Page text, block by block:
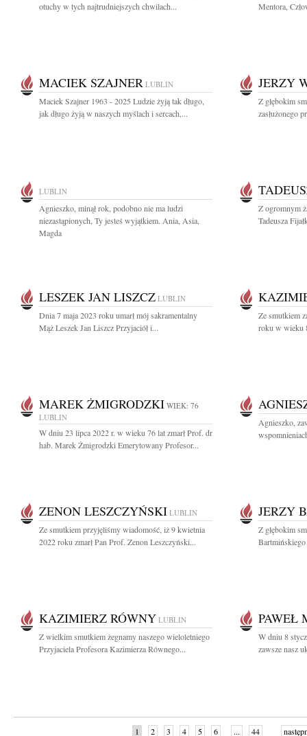
otuchy w tych najtrudniejszych chwilach...
Mentora,
MACIEK SZAJNER LUBLIN
Maciek Szajner 1963 - 2025 Ludzie żyją tak długo,
jak długo żyją w naszych myślach i sercach,...
JERZY
Z głębokim
zasłużonego
LUBLIN
Agnieszko, minął rok, podobno nie ma ludzi
niezastąpionych, Ty jesteś wyjątkiem. Ania, Asia,
Magda
Z ogromnym
Tadeusza
LESZEK JAN LISZCZ LUBLIN
Dnia 7 maja 2023 roku umarł mój sakramentalny
Mąż Leszek Jan Liszcz Przyjaciół i...
Ze smutkiem
roku w wieku
MAREK ŻMIGRODZKI WIEK: 76
LUBLIN
W dniu 23 lipca 2022 r. w wieku 76 lat zmarł Prof. dr
hab. Marek Żmigrodzki Emerytowany Profesor...
Agnieszko,
ZENON LESZCZYŃSKI LUBLIN
Ze smutkiem przyjęliśmy wiadomość, iż 9 kwietnia
2022 roku zmarł Pan Prof. Zenon Leszczyński...
JERZY
Z głębokim
KAZIMIERZ RÓWNY LUBLIN
Z wielkim smutkiem żegnamy naszego wieloletniego
Przyjaciela Profesora Kazimierza Równego...
PAWEŁ
W dniu 8
zawsze nasz
1 2 3 4 5 6 ... 44